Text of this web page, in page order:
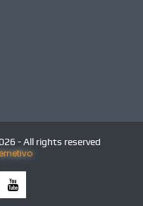
- All rights reserved